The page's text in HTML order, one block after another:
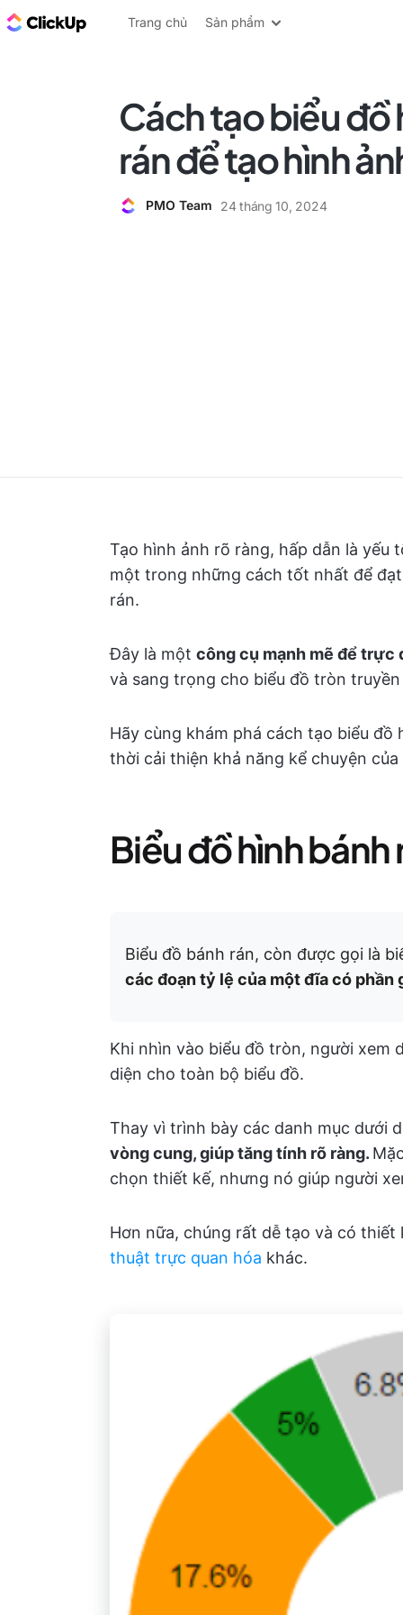
ClickUp Blog
Trang chủ Sản phẩm
Cách tạo biểu đồ
rán để tạo hình
PMO Team 24 tháng 10, 2024
Tạo hình ảnh rõ ràng, hấp dẫn là yếu
một trong những cách tốt nhất để
rán.
Đây là một công cụ mạnh mẽ để trực
và sang trọng cho biểu đồ tròn
Hãy cùng khám phá cách tạo biểu
thời cải thiện khả năng kể chuyện của
Biểu đồ hình bánh
Biểu đồ bánh rán, còn được gọi là
các đoạn tỷ lệ của một đĩa có
Khi nhìn vào biểu đồ tròn, người xem
diện cho toàn bộ biểu đồ.
Thay vì trình bày các danh mục dưới
vòng cung, giúp tăng tính rõ ràng.
chọn thiết kế, nhưng nó giúp người
Hơn nữa, chúng rất dễ tạo và có
thuật trực quan hóa khác.